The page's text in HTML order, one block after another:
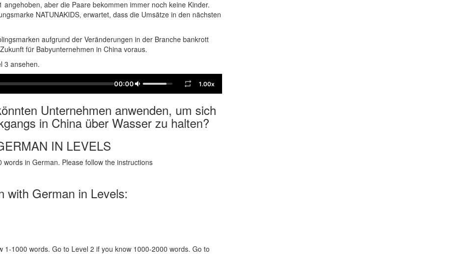
aber die Paare bekommen immer noch keine Kinder.
NATUNAKIDS, erwartet, dass die Umsätze in den nächsten
aufgrund der Veränderungen in der Branche bankrott
für Babyunternehmen in China voraus.
3 ansehen.
00:00 1.00x
Unternehmen anwenden, um sich
in China über Wasser zu halten?
IN LEVELS
in German. Please follow the instructions
with German in Levels:
1-1000 words. Go to Level 2 if you know 1000-2000 words. Go to